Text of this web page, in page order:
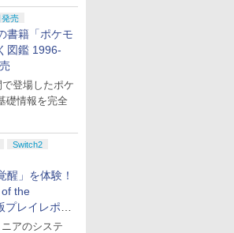
発売
書籍「ポケモ
図鑑 1996-
登場したポケ
礎情報を完全
Switch2
醒」を体験！
of the
レイレポー
アのシステ